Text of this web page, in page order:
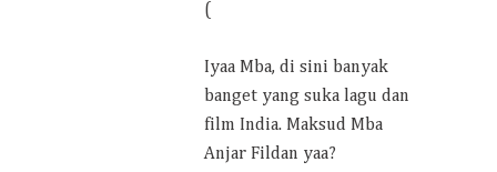
(
Iyaa Mba, di sini banyak
banget yang suka lagu dan
film India. Maksud Mba
Anjar Fildan yaa?